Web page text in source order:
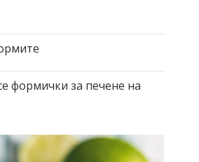
формички за печене на